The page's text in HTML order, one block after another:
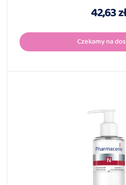
42,63
Czekamy na